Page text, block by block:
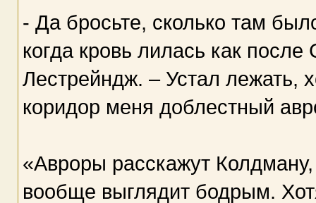
- Да бросьте, сколько там
когда кровь лилась как
Лестрейндж. – Устал лежать,
коридор меня доблестный
«Авроры расскажут Колдману,
вообще выглядит бодрым.